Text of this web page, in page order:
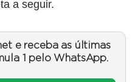
a seguir.
e receba as últimas
1 pelo WhatsApp.